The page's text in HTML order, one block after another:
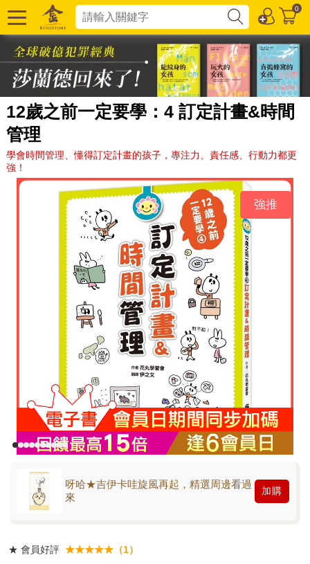
0
12歲之前一定要學：4 訂定計畫&時間
管理
學會時間管理、懂得訂定計畫的孩子，專注力、責任感、行動力都更
強！
強推
呀哈★吉伊卡哇旋風再起，精選周邊看過
來
加購
★ 會員好評 ★★★★★（1）